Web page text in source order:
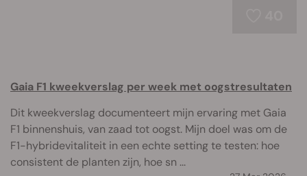
Gaia F1 kweekverslag per week met oogstresultaten
Dit kweekverslag documenteert mijn ervaring met Gaia
F1 binnenshuis, van zaad tot oogst. Mijn doel was om de
F1-hybridevitaliteit in een echte setting te testen: hoe
consistent de planten zijn, hoe sn ...